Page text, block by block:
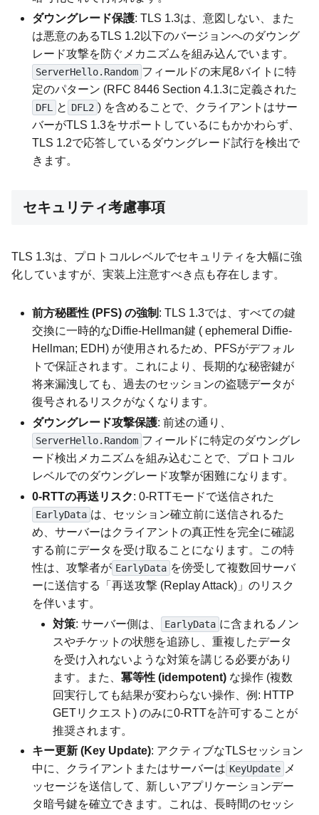
ダウングレード保護: TLS 1.3は、意図しない、また
は悪意のあるTLS 1.2以下のバージョンへのダウング
レード攻撃を防ぐメカニズムを組み込んでいます。
ServerHello.Random フィールドの末尾8バイトに特
定のパターン (RFC 8446 Section 4.1.3に定義された
DFL と DFL2 ) を含めることで、クライアントはサー
バーがTLS 1.3をサポートしているにもかかわらず、
TLS 1.2で応答しているダウングレード試行を検出で
きます。
セキュリティ考慮事項
TLS 1.3は、プロトコルレベルでセキュリティを大幅に強
化していますが、実装上注意すべき点も存在します。
前方秘匿性 (PFS) の強制 : TLS 1.3では、すべての鍵
交換に一時的なDiffie-Hellman鍵 ( ephemeral Diffie-
Hellman; EDH) が使用されるため、PFSがデフォル
トで保証されます。これにより、長期的な秘密鍵が
将来漏洩しても、過去のセッションの盗聴データが
復号されるリスクがなくなります。
ダウングレード攻撃保護: 前述の通り、
ServerHello.Random フィールドに特定のダウングレ
ード検出メカニズムを組み込むことで、プロトコル
レベルでのダウングレード攻撃が困難になります。
0-RTTの再送リスク: 0-RTTモードで送信された
EarlyData は、セッション確立前に送信されるた
め、サーバーはクライアントの真正性を完全に確認
する前にデータを受け取ることになります。この特
性は、攻撃者が EarlyData を傍受して複数回サーバ
ーに送信する「再送攻撃 (Replay Attack)」のリスク
を伴います。
対策: サーバー側は、 EarlyData に含まれるノン
スやチケットの状態を追跡し、重複したデータ
を受け入れないような対策を講じる必要があり
ます。また、冪等性 (idempotent) な操作 (複数
回実行しても結果が変わらない操作、例: HTTP
GETリクエスト) のみに0-RTTを許可することが
推奨されます。
キー更新 (Key Update): アクティブなTLSセッション
中に、クライアントまたはサーバーは KeyUpdate メ
ッセージを送信して、新しいアプリケーションデー
タ暗号鍵を確立できます。これは、長時間のセッシ